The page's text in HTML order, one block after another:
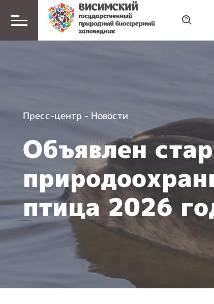
Пресс-центр - Новости
Объявлен
птица 2026